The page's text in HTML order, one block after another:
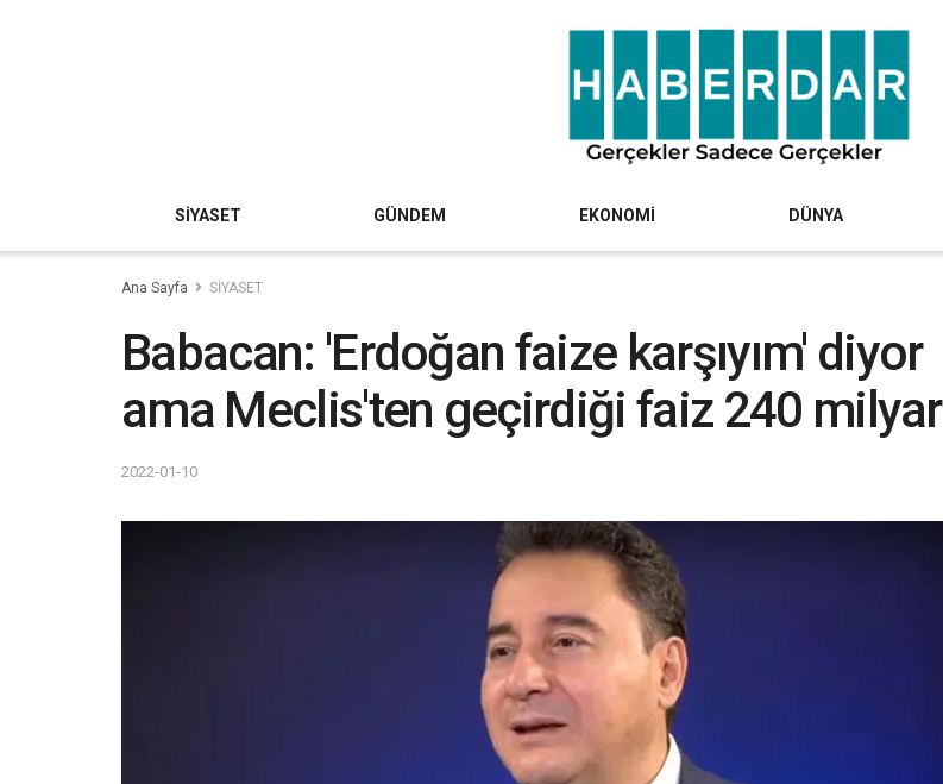
SİYASET GÜNDEM EKONOMİ DÜNYA
Ana Sayfa SİYASET
Babacan: 'Erdoğan faize karşıyım' diyor
ama Meclis'ten geçirdiği faiz 240 milyar
2022-01-10